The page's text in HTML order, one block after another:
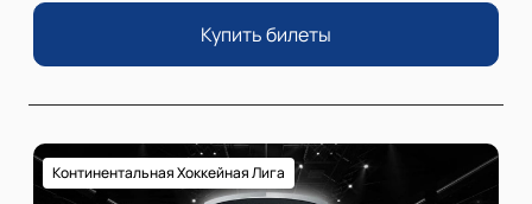
Купить билеты
Континентальная Хоккейная Лига